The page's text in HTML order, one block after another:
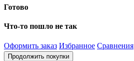
Готово
Что-то пошло не так
Оформить заказ Избранное Сравнения
Продолжить покупки